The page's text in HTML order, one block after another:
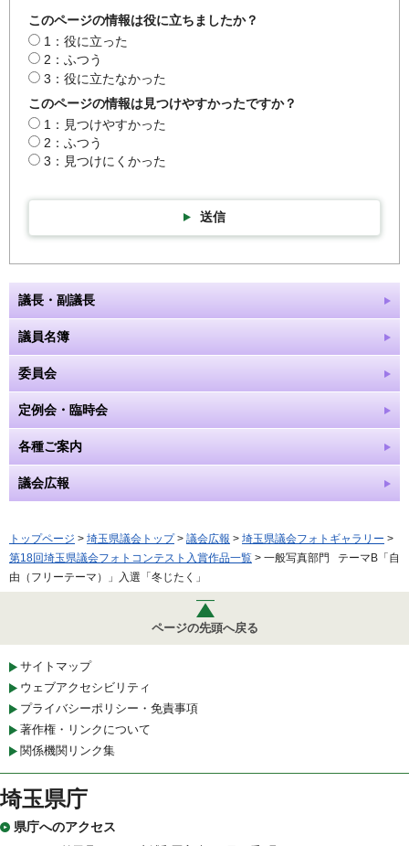
このページの情報は役に立ちましたか？
1：役に立った
2：ふつう
3：役に立たなかった
このページの情報は見つけやすかったですか？
1：見つけやすかった
2：ふつう
3：見つけにくかった
送信
議長・副議長
議員名簿
委員会
定例会・臨時会
各種ご案内
議会広報
トップページ > 埼玉県議会トップ> 議会広報 > 埼玉県議会フォトギャラリー >
第18回埼玉県議会フォトコンテスト入賞作品一覧 > 一般写真部門 テーマB「自
由（フリーテーマ）」入選「冬じたく」
ページの先頭へ戻る
サイトマップ
ウェブアクセシビリティ
プライバシーポリシー・免責事項
著作権・リンクについて
関係機関リンク集
埼玉県庁
県庁へのアクセス